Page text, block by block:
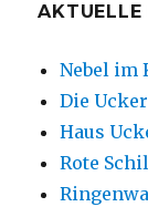
AKTUELLE
Nebel im
Die
Haus
Rote